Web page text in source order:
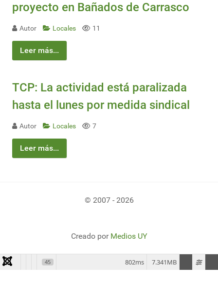
proyecto en Bañados de Carrasco
Autor Locales 11
Leer más...
TCP: La actividad está paralizada
hasta el lunes por medida sindical
Autor Locales 7
Leer más...
© 2007 - 2026
Creado por Medios UY
45 7.341MB
802ms